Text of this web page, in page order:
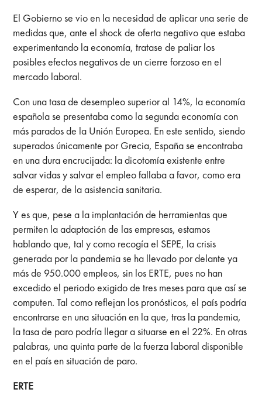
El Gobierno se vio en la necesidad de aplicar una serie de
medidas que, ante el shock de oferta negativo que estaba
experimentando la economía, tratase de paliar los
posibles efectos negativos de un cierre forzoso en el
mercado laboral.
Con una tasa de desempleo superior al 14%, la economía
española se presentaba como la segunda economía con
más parados de la Unión Europea. En este sentido, siendo
superados únicamente por Grecia, España se encontraba
en una dura encrucijada: la dicotomía existente entre
salvar vidas y salvar el empleo fallaba a favor, como era
de esperar, de la asistencia sanitaria.
Y es que, pese a la implantación de herramientas que
permiten la adaptación de las empresas, estamos
hablando que, tal y como recogía el SEPE, la crisis
generada por la pandemia se ha llevado por delante ya
más de 950.000 empleos, sin los ERTE, pues no han
excedido el periodo exigido de tres meses para que así se
computen. Tal como reflejan los pronósticos, el país podría
encontrarse en una situación en la que, tras la pandemia,
la tasa de paro podría llegar a situarse en el 22%. En otras
palabras, una quinta parte de la fuerza laboral disponible
en el país en situación de paro.
ERTE